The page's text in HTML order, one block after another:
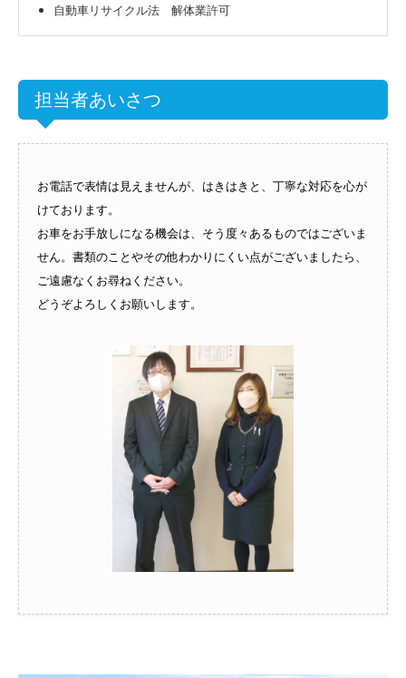
自動車リサイクル法 解体業許可
担当者あいさつ
お電話で表情は見えませんが、はきはきと、丁寧な対応を心が
けております。
お車をお手放しになる機会は、そう度々あるものではございま
せん。書類のことやその他わかりにくい点がございましたら、
ご遠慮なくお尋ねください。
どうぞよろしくお願いします。